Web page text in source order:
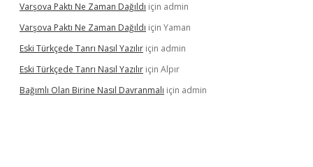
Varşova Paktı Ne Zaman Dağıldı için admin
Varşova Paktı Ne Zaman Dağıldı için Yaman
Eski Türkçede Tanrı Nasıl Yazılır için admin
Eski Türkçede Tanrı Nasıl Yazılır için Alpır
Bağımlı Olan Birine Nasıl Davranmalı için admin